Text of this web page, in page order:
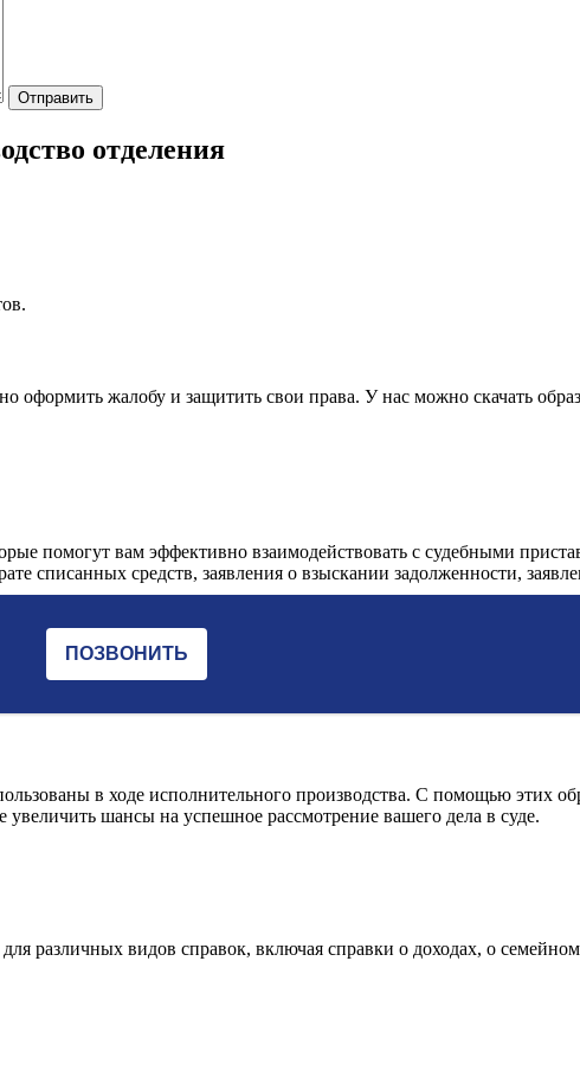
Отправить
отделения
жалобу и защитить свои права. У нас можно скачать
помогут вам эффективно взаимодействовать с судебными
списанных средств, заявления о взыскании задолженности,
в ходе исполнительного производства. С помощью этих
шансы на успешное рассмотрение вашего дела в суде.
различных видов справок, включая справки о доходах, о